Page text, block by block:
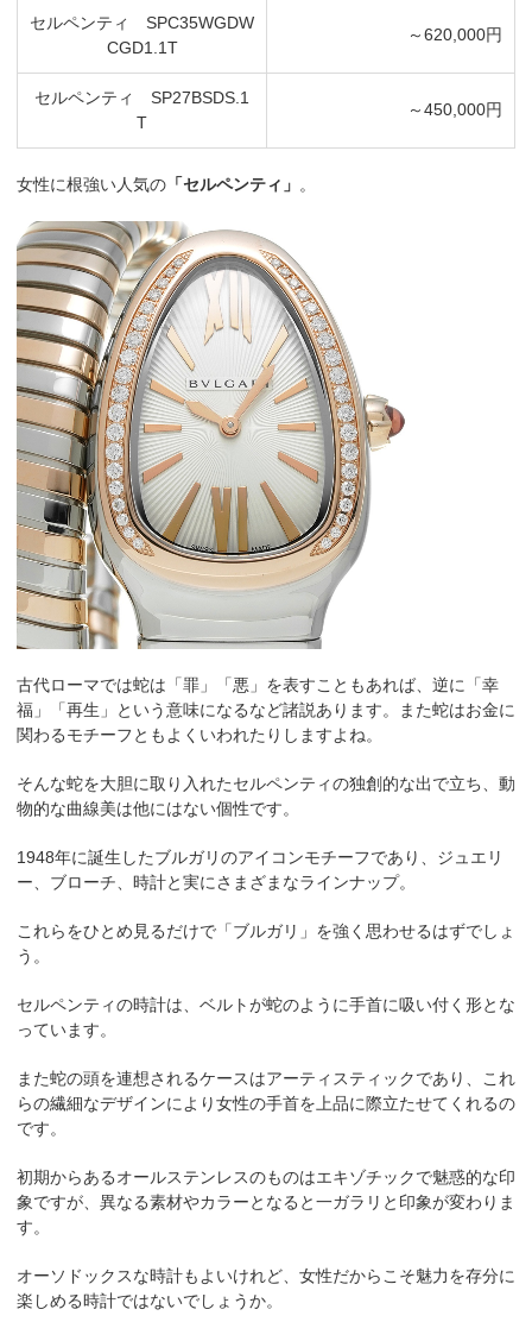
セルペンティ SPC35WGDW
CGD1.1T
～620,000円
セルペンティ SP27BSDS.1
T
～450,000円
女性に根強い人気の 「セルペンティ」 。
古代ローマでは蛇は「罪」「悪」を表すこともあれば、逆に「幸
福」「再生」という意味になるなど諸説あります。また蛇はお金に
関わるモチーフともよくいわれたりしますよね。
そんな蛇を大胆に取り入れたセルペンティの独創的な出で立ち、動
物的な曲線美は他にはない個性です。
1948年に誕生したブルガリのアイコンモチーフであり、ジュエリ
ー、ブローチ、時計と実にさまざまなラインナップ。
これらをひとめ見るだけで「ブルガリ」を強く思わせるはずでしょ
う。
セルペンティの時計は、ベルトが蛇のように手首に吸い付く形とな
っています。
また蛇の頭を連想されるケースはアーティスティックであり、これ
らの繊細なデザインにより女性の手首を上品に際立たせてくれるの
です。
初期からあるオールステンレスのものはエキゾチックで魅惑的な印
象ですが、異なる素材やカラーとなると一ガラリと印象が変わりま
す。
オーソドックスな時計もよいけれど、女性だからこそ魅力を存分に
楽しめる時計ではないでしょうか。